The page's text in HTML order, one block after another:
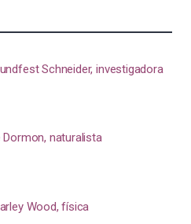
Schneider, investigadora
Dormon, naturalista
Wood, física